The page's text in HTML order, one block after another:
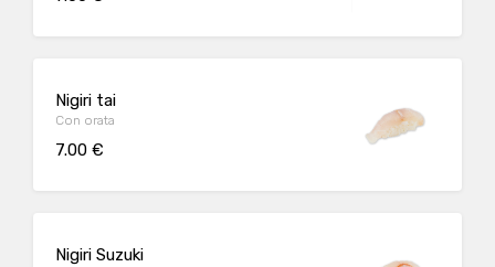
Nigiri tai
Con orata
7.00 €
Nigiri Suzuki